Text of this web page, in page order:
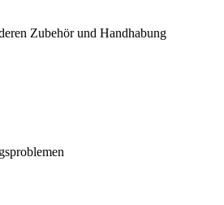
Zubehör und Handhabung